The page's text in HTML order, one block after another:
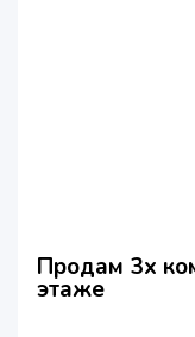
Продам 3х
этаже